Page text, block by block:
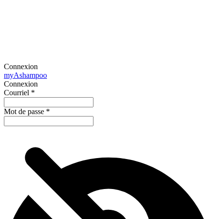
Connexion
myAshampoo
Connexion
Courriel *
Mot de passe *